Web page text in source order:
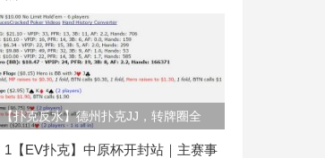
【扑克反水】德州扑克JJ，转牌圈全
压，我有没有打对？
1 【EV扑克】中原杯开封站｜主赛事